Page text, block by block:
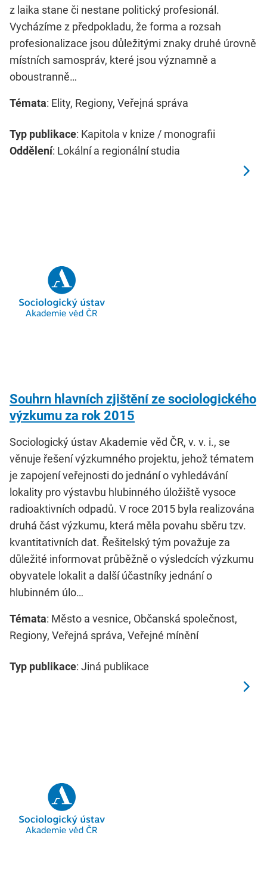
z laika stane či nestane politický profesionál.
Vycházíme z předpokladu, že forma a rozsah
profesionalizace jsou důležitými znaky druhé úrovně
místních samospráv, které jsou významně a
oboustranně…
Témata: Elity, Regiony, Veřejná správa
Typ publikace: Kapitola v knize / monografii
Oddělení: Lokální a regionální studia
Souhrn hlavních zjištění ze sociologického
výzkumu za rok 2015
Sociologický ústav Akademie věd ČR, v. v. i., se
věnuje řešení výzkumného projektu, jehož tématem
je zapojení veřejnosti do jednání o vyhledávání
lokality pro výstavbu hlubinného úložiště vysoce
radioaktivních odpadů. V roce 2015 byla realizována
druhá část výzkumu, která měla povahu sběru tzv.
kvantitativních dat. Řešitelský tým považuje za
důležité informovat průběžně o výsledcích výzkumu
obyvatele lokalit a další účastníky jednání o
hlubinném úlo…
Témata: Město a vesnice, Občanská společnost,
Regiony, Veřejná správa, Veřejné mínění
Typ publikace: Jiná publikace